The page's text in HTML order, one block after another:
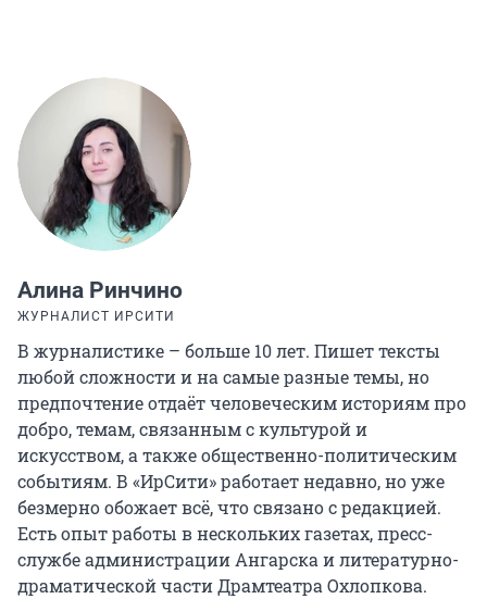
Алина Ринчино
ЖУРНАЛИСТ ИРСИТИ
В журналистике – больше 10 лет. Пишет тексты
любой сложности и на самые разные темы, но
предпочтение отдаёт человеческим историям про
добро, темам, связанным с культурой и
искусством, а также общественно-политическим
событиям. В «ИрСити» работает недавно, но уже
безмерно обожает всё, что связано с редакцией.
Есть опыт работы в нескольких газетах, пресс-
службе администрации Ангарска и литературно-
драматической части Драмтеатра Охлопкова.